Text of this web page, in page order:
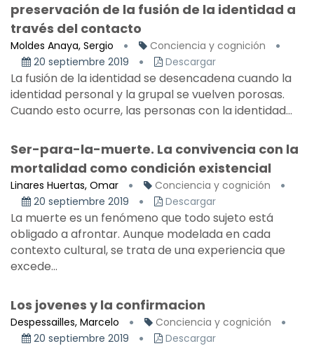
preservación de la fusión de la identidad a
través del contacto
Moldes Anaya, Sergio
Conciencia y cognición
20 septiembre 2019
Descargar
La fusión de la identidad se desencadena cuando la
identidad personal y la grupal se vuelven porosas.
Cuando esto ocurre, las personas con la identidad...
Ser-para-la-muerte. La convivencia con la
mortalidad como condición existencial
Linares Huertas, Omar
Conciencia y cognición
20 septiembre 2019
Descargar
La muerte es un fenómeno que todo sujeto está
obligado a afrontar. Aunque modelada en cada
contexto cultural, se trata de una experiencia que
excede...
Los jovenes y la confirmacion
Despessailles, Marcelo
Conciencia y cognición
20 septiembre 2019
Descargar